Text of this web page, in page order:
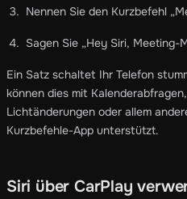
Nennen Sie den Kurzbefehl
Sagen Sie „Hey Siri, Meeting-
Ein Satz schaltet Ihr Telefon
können dies mit
Lichtänderungen oder allem
Kurzbefehle-App unterstützt.
Siri über CarPlay